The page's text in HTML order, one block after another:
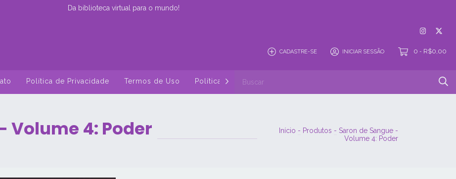
Da biblioteca virtual para o mundo!
CADASTRE-SE INICIAR SESSÃO 0 - R$0,00
Política de Privacidade Termos de Uso Política de Cancelamento
Volume 4: Poder Início - Produtos - Saron de Sangue -
Volume 4: Poder